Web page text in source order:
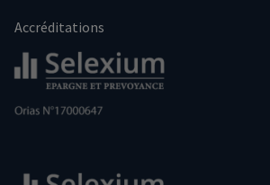
Accréditations